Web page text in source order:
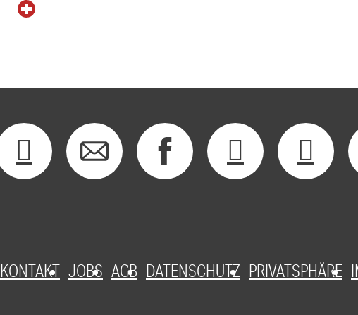
KONTAKT JOBS AGB DATENSCHUTZ PRIVATSPHÄRE